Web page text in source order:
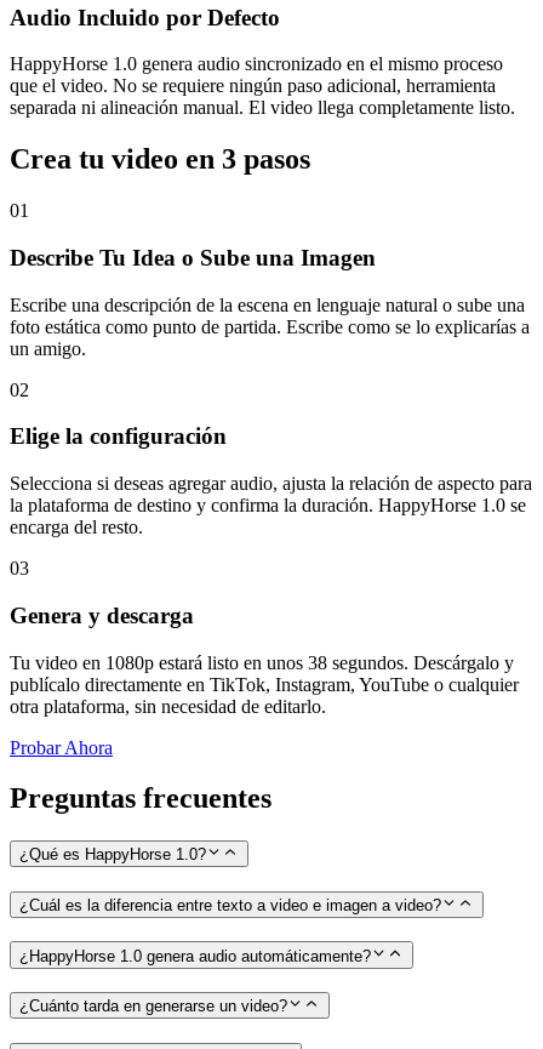
Audio Incluido por Defecto
HappyHorse 1.0 genera audio sincronizado en el mismo proceso
que el video. No se requiere ningún paso adicional, herramienta
separada ni alineación manual. El video llega completamente listo.
Crea tu video en 3 pasos
01
Describe Tu Idea o Sube una Imagen
Escribe una descripción de la escena en lenguaje natural o sube una
foto estática como punto de partida. Escribe como se lo explicarías a
un amigo.
02
Elige la configuración
Selecciona si deseas agregar audio, ajusta la relación de aspecto para
la plataforma de destino y confirma la duración. HappyHorse 1.0 se
encarga del resto.
03
Genera y descarga
Tu video en 1080p estará listo en unos 38 segundos. Descárgalo y
publícalo directamente en TikTok, Instagram, YouTube o cualquier
otra plataforma, sin necesidad de editarlo.
Probar Ahora
Preguntas frecuentes
¿Qué es HappyHorse 1.0?
¿Cuál es la diferencia entre texto a video e imagen a video?
¿HappyHorse 1.0 genera audio automáticamente?
¿Cuánto tarda en generarse un video?